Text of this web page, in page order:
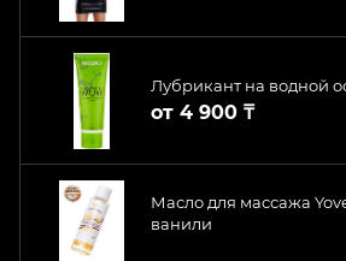
Лубрикант на водной
от 4 900 ₸
Масло для массажа
ванили